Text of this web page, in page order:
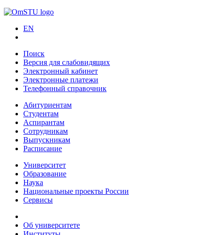
EN
Поиск
Версия для слабовидящих
Электронный кабинет
Электронные платежи
Телефонный справочник
Абитуриентам
Студентам
Аспирантам
Сотрудникам
Выпускникам
Расписание
Университет
Образование
Наука
Национальные проекты России
Сервисы
Об университете